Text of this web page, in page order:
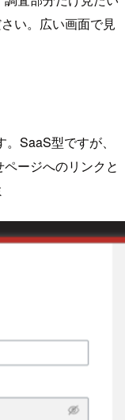
い。広い画面で見
SaaS型ですが、
ージへのリンクと